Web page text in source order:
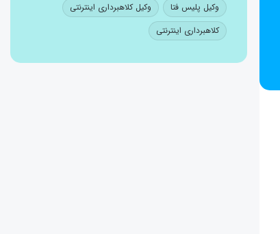
وکیل پلیس فتا
وکیل کلاهبرداری اینترنتی
کلاهبرداری اینترنتی